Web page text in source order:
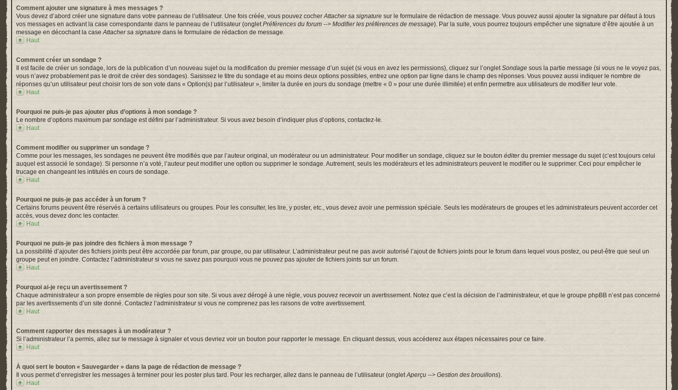
Comment ajouter une signature à mes messages ?
Vous devez d’abord créer une signature dans votre panneau de l’utilisateur. Une fois créée, vous pouvez cocherAttacher sa signature sur le formulaire de rédaction de message. Vous pouvez aussi ajouter la signature par défaut à tous
vos messages en activant la case correspondante dans le panneau de l’utilisateur (ongletPréférences du forum --> Modifier les préférences de message). Par la suite, vous pourrez toujours empêcher une signature d’être ajoutée à un
message en décochant la caseAttacher sa signature dans le formulaire de rédaction de message.
Haut
Comment créer un sondage ?
Il est facile de créer un sondage, lors de la publication d’un nouveau sujet ou la modification du premier message d’un sujet (si vous en avez les permissions), cliquez sur l’ongletSondage sous la partie message (si vous ne le voyez pas,
vous n’avez probablement pas le droit de créer des sondages). Saisissez le titre du sondage et au moins deux options possibles, entrez une option par ligne dans le champ des réponses. Vous pouvez aussi indiquer le nombre de
réponses qu’un utilisateur peut choisir lors de son vote dans « Option(s) par l’utilisateur », limiter la durée en jours du sondage (mettre « 0 » pour une durée illimitée) et enfin permettre aux utilisateurs de modifier leur vote.
Haut
Pourquoi ne puis-je pas ajouter plus d’options à mon sondage ?
Le nombre d’options maximum par sondage est défini par l’administrateur. Si vous avez besoin d’indiquer plus d’options, contactez-le.
Haut
Comment modifier ou supprimer un sondage ?
Comme pour les messages, les sondages ne peuvent être modifiés que par l’auteur original, un modérateur ou un administrateur. Pour modifier un sondage, cliquez sur le bouton éditerdu premier message du sujet (c’est toujours celui
auquel est associé le sondage). Si personne n’a voté, l’auteur peut modifier une option ou supprimer le sondage. Autrement, seuls les modérateurs et les administrateurs peuvent le modifier ou le supprimer. Ceci pour empêcher le
trucage en changeant les intitulés en cours de sondage.
Haut
Pourquoi ne puis-je pas accéder à un forum ?
Certains forums peuvent être réservés à certains utilisateurs ou groupes. Pour les consulter, les lire, y poster, etc., vous devez avoir une permission spéciale. Seuls les modérateurs de groupes et les administrateurs peuvent accorder cet
accès, vous devez donc les contacter.
Haut
Pourquoi ne puis-je pas joindre des fichiers à mon message ?
La possibilité d’ajouter des fichiers joints peut être accordée par forum, par groupe, ou par utilisateur. L’administrateur peut ne pas avoir autorisé l’ajout de fichiers joints pour le forum dans lequel vous postez, ou peut-être que seul un
groupe peut en joindre. Contactez l’administrateur si vous ne savez pas pourquoi vous ne pouvez pas ajouter de fichiers joints sur un forum.
Haut
Pourquoi ai-je reçu un avertissement ?
Chaque administrateur a son propre ensemble de règles pour son site. Si vous avez dérogé à une règle, vous pouvez recevoir un avertissement. Notez que c’est la décision de l’administrateur, et que le groupe phpBB n’est pas concerné
par les avertissements d’un site donné. Contactez l’administrateur si vous ne comprenez pas les raisons de votre avertissement.
Haut
Comment rapporter des messages à un modérateur ?
Si l’administrateur l’a permis, allez sur le message à signaler et vous devriez voir un bouton pour rapporter le message. En cliquant dessus, vous accéderez aux étapes nécessaires pour ce faire.
Haut
À quoi sert le bouton « Sauvegarder » dans la page de rédaction de message ?
Il vous permet d’enregistrer les messages à terminer pour les poster plus tard. Pour les recharger, allez dans le panneau de l’utilisateur (ongletAperçu --> Gestion des brouillons).
Haut